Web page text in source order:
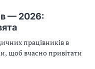
— 2026:
працівників в
щоб вчасно привітати